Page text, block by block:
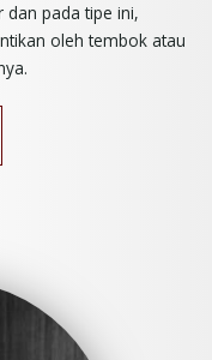
dan pada tipe ini,
oleh tembok atau